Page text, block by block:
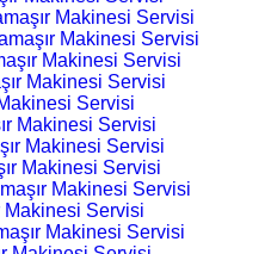
Makinesi Servisi
Makinesi Servisi
Makinesi Servisi
Makinesi Servisi
Servisi
Makinesi Servisi
Makinesi Servisi
Makinesi Servisi
Makinesi Servisi
Makinesi Servisi
Makinesi Servisi